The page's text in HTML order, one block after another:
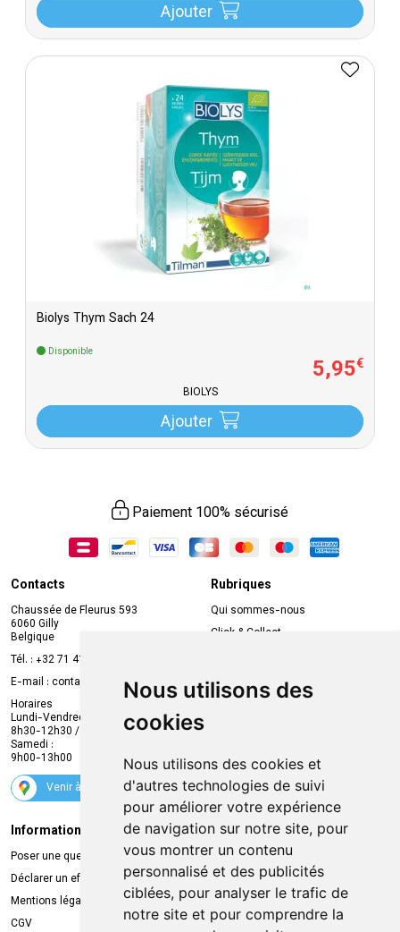
Nous utilisons des
cookies
Nous utilisons des cookies et
d'autres technologies de suivi
pour améliorer votre expérience
de navigation sur notre site, pour
vous montrer un contenu
personnalisé et des publicités
ciblées, pour analyser le trafic de
notre site et pour comprendre la
Ajouter
Biolys Thym Sach 24
Disponible
5,95€
BIOLYS
Ajouter
Paiement 100% sécurisé
Contacts
Chaussée de Fleurus 593
6060 Gilly
Belgique
Tél. : +32 71 41 32 10
E-mail : contact
mvapharma.be
Horaires
Lundi-Vendredi :
8h30-12h30 / 13h30-18h30
Samedi :
9h00-13h00
Venir à la pharmacie
Rubriques
Qui sommes-nous
Click & Collect
Compte professionnel
Envoi d’ordonnance
Suivez-nous
Informations légales
Poser une question
Déclarer un effet indésirable
Mentions légales
CGV
Livraison
Retrait à la pharmacie
Livraison chez vous
Livraison dans un Point Relais